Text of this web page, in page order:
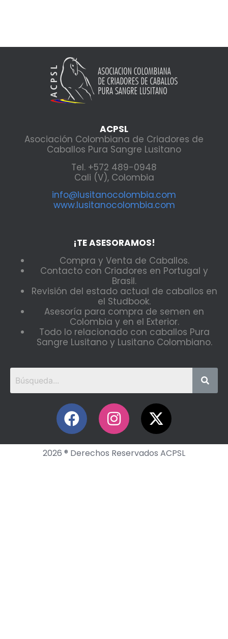
ACPSL
Asociación Colombiana de Criadores de
Caballos Pura Sangre Lusitano
Tel. +572 489-0948
Cali (V), Colombia
info@lusitanocolombia.com
www.lusitanocolombia.com
¡TE ASESORAMOS!
Compra y Venta de Caballos.
Contacto con Criadores en Portugal y
Brasil.
Revisión del estado actual de caballos en
el Studbook.
Asesoría para compra de semen en
Colombia y en el Exterior.
Todo lo relacionado con caballos Pura
Sangre Lusitano y Lusitano Colombiano.
2026 ® Derechos Reservados ACPSL